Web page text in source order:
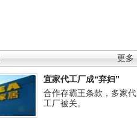
更多
宜家代工厂成“弃妇”
合作存霸王条款，多家代
工厂被关。